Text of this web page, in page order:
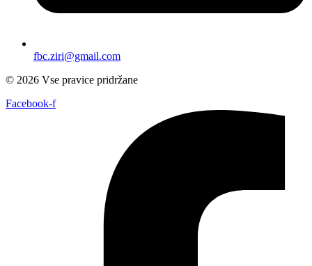
fbc.ziri@gmail.com
© 2026 Vse pravice pridržane
Facebook-f